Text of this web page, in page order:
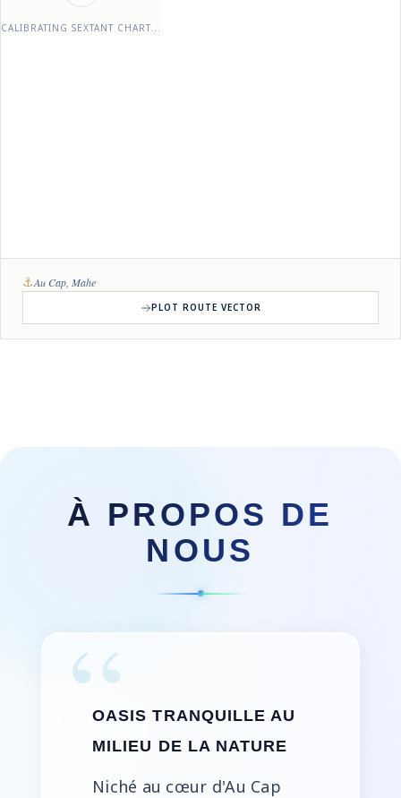
CALIBRATING SEXTANT CHART...
⚓Au Cap, Mahe
PLOT ROUTE VECTOR
À PROPOS DE
NOUS
OASIS TRANQUILLE AU
MILIEU DE LA NATURE
Niché au cœur d'Au Cap